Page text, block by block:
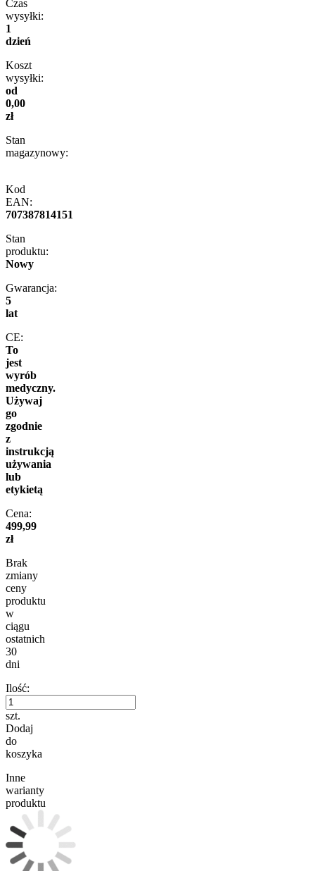
Czas
wysyłki:
1
dzień
Koszt
wysyłki:
od
0,00
zł
Stan
magazynowy:
Kod
EAN:
707387814151
Stan
produktu:
Nowy
Gwarancja:
5
lat
CE:
To
jest
wyrób
medyczny.
Używaj
go
zgodnie
z
instrukcją
używania
lub
etykietą
Cena:
499,99
zł
Brak
zmiany
ceny
produktu
w
ciągu
ostatnich
30
dni
Ilość:
szt.
Dodaj
do
koszyka
Inne
warianty
produktu